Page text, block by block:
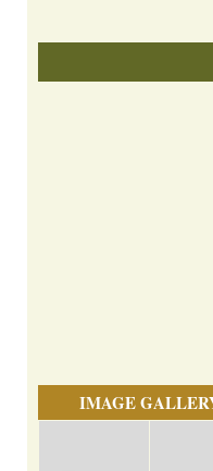
IMAGE